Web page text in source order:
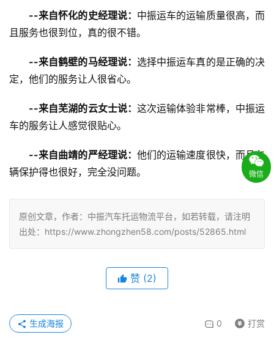
--来自怀化的史经理说： 中振运车的运输质量很高，而
且服务也很到位，真的很不错。
--来自鹤壁的马经理说： 选择中振运车真的是正确的决
定，他们的服务让人很省心。
--来自芜湖的云女士说： 这次运输体验非常棒，中振运
车的服务让人感觉很贴心。
--来自曲靖的严经理说： 他们的运输速度很快，而且车
辆保护得也很好，完全没问题。
原创文章，作者：中振汽车托运物流平台，如若转载，请注明
出处：https://www.zhongzhen58.com/posts/52865.html
赞 (2)
0 打赏
生成海报
微信